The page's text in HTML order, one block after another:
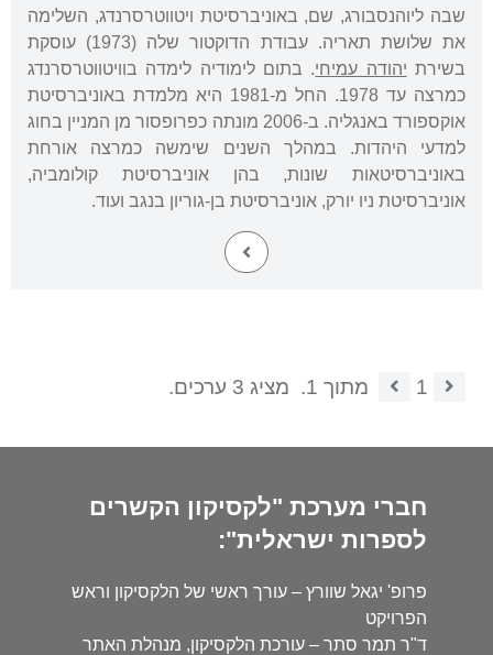
שבה ליוהנסבורג, שם, באוניברסיטת ויטווטרסרנדג, השלימה
את שלושת תאריה. עבודת הדוקטור שלה (1973) עוסקת
בשירת יהודה עמיחי. בתום לימודיה לימדה בוויטווטרסרנדג
כמרצה עד 1978. החל מ-1981 היא מלמדת באוניברסיטת
אוקספורד באנגליה. ב-2006 מונתה כפרופסור מן המניין בחוג
למדעי היהדות. במהלך השנים שימשה כמרצה אורחת
באוניברסיטאות שונות, בהן אוניברסיטת קולומביה,
אוניברסיטת ניו יורק, אוניברסיטת בן-גוריון בנגב ועוד.
1 מתוך 1. מציג 3 ערכים.
חברי מערכת "לקסיקון הקשרים
לספרות ישראלית":
פרופ' יגאל שוורץ – עורך ראשי של הלקסיקון וראש
הפרויקט
ד"ר תמר סתר – עורכת הלקסיקון, מנהלת האתר